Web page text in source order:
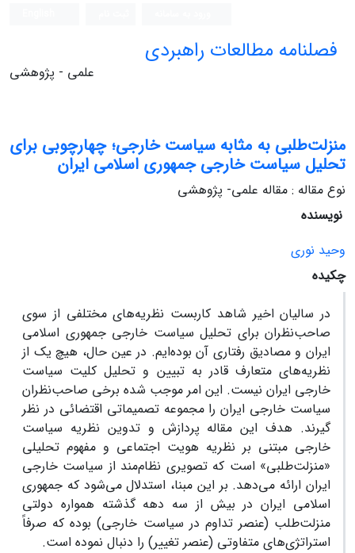
فصلنامه مطالعات راهبردی
علمی - پژوهشی
منزلت‌طلبی به مثابه سیاست خارجی؛ چهارچوبی برای
تحلیل سیاست خارجی جمهوری اسلامی ایران
نوع مقاله : مقاله علمی- پژوهشی
نویسنده
وحید نوری
چکیده
در سالیان اخیر شاهد کاربست نظریه‌‌های مختلفی از سوی
صاحب‌نظران برای تحلیل سیاست خارجی جمهوری اسلامی
ایران و مصادیق رفتاری آن بوده‌ایم. در عین حال، هیچ یک از
نظریه‌های متعارف قادر به تبیین و تحلیل کلیت سیاست
خارجی ایران نیست. این امر موجب شده برخی صاحب‌نظران
سیاست خارجی ایران را مجموعه تصمیماتی اقتضائی در نظر
گیرند. هدف این مقاله پردازش و تدوین نظریه سیاست
خارجی مبتنی بر نظریه هویت اجتماعی و مفهوم تحلیلی
«منزلت‌طلبی» است که تصویری نظام‌مند از سیاست خارجی
ایران ارائه می‌دهد. بر این مبنا، استدلال می‌شود که جمهوری
اسلامی ایران در بیش از سه دهه گذشته همواره دولتی
منزلت‌طلب (عنصر تداوم در سیاست خارجی) بوده که صرفاً
استراتژی‌های متفاوتی (عنصر تغییر) را دنبال نموده است.